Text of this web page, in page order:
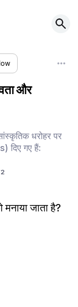
और
धरोहर पर
दिए गए हैं:
जाता है?